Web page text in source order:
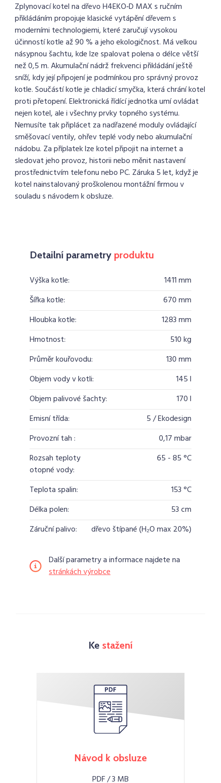
Zplynovací kotel na dřevo H4EKO‑D MAX s ručním
přikládáním propojuje klasické vytápění dřevem s
moderními technologiemi, které zaručují vysokou
účinností kotle až 90 % a jeho ekologičnost. Má velkou
násypnou šachtu, kde lze spalovat polena o délce větší
než 0,5 m. Akumulační nádrž frekvenci přikládání ještě
sníží, kdy její připojení je podmínkou pro správný provoz
kotle. Součástí kotle je chladicí smyčka, která chrání kotel
proti přetopení. Elektronická řídící jednotka umí ovládat
nejen kotel, ale i všechny prvky topného systému.
Nemusíte tak připlácet za nadřazené moduly ovládající
směšovací ventily, ohřev teplé vody nebo akumulační
nádobu. Za příplatek lze kotel připojit na internet a
sledovat jeho provoz, historii nebo měnit nastavení
prostřednictvím telefonu nebo PC. Záruka 5 let, když je
kotel nainstalovaný proškolenou montážní firmou v
souladu s návodem k obsluze.
Detailní parametry produktu
Výška kotle:
1411 mm
Šířka kotle:
670 mm
Hloubka kotle:
1283 mm
Hmotnost:
510 kg
Průměr kouřovodu:
130 mm
Objem vody v kotli:
145 l
Objem palivové šachty:
170 l
Emisní třída:
5 / Ekodesign
Provozní tah :
0,17 mbar
Rozsah teploty
otopné vody:
65 - 85 °C
Teplota spalin:
153 °C
Délka polen:
53 cm
Záruční palivo:
dřevo štípané (H₂O max 20%)
Další parametry a informace najdete na
stránkách výrobce
Ke stažení
Návod k obsluze
PDF / 3 MB